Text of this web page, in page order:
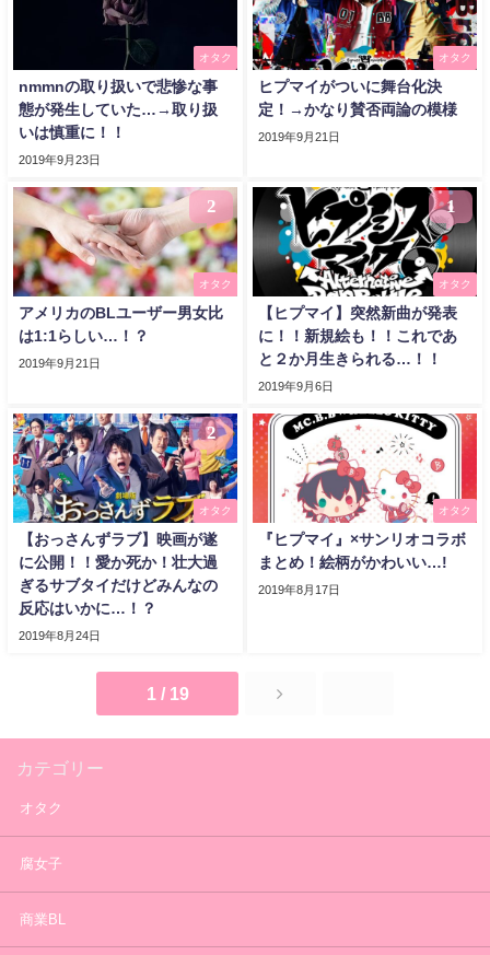
オタク
nmmnの取り扱いで悲惨な事
態が発生していた…→取り扱
いは慎重に！！
2019年9月23日
オタク
ヒプマイがついに舞台化決
定！→かなり賛否両論の模様
2019年9月21日
2
オタク
アメリカのBLユーザー男女比
は1:1らしい…！？
2019年9月21日
1
オタク
【ヒプマイ】突然新曲が発表
に！！新規絵も！！これであ
と２か月生きられる…！！
2019年9月6日
2
オタク
【おっさんずラブ】映画が遂
に公開！！愛か死か！壮大過
ぎるサブタイだけどみんなの
反応はいかに…！？
2019年8月24日
オタク
『ヒプマイ』×サンリオコラボ
まとめ！絵柄がかわいい…!
2019年8月17日
1 / 19
カテゴリー
オタク
腐女子
商業BL